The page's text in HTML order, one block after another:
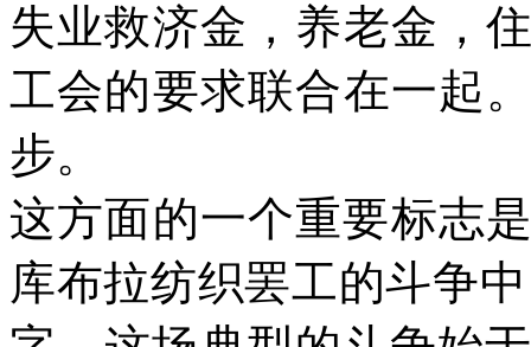
失业救济金，养老金，
工会的要求联合在一起
步。
这方面的一个重要标志
库布拉纺织罢工的斗争